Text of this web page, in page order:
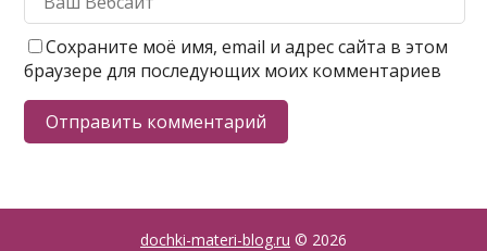
Сохраните моё имя, email и адрес сайта в этом
браузере для последующих моих комментариев
dochki-materi-blog.ru © 2026